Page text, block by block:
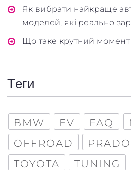
Як вибрати найкраще
моделей, які реально
Що таке крутний момент
Теги
BMW EV FAQ
OFFROAD
PRADO
TOYOTA
TUNING